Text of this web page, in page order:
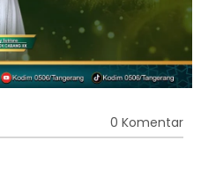
0 Komentar